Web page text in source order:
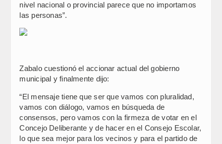
nivel nacional o provincial parece que no importamos
las personas”.
Zabalo cuestionó el accionar actual del gobierno
municipal y finalmente dijo:
“El mensaje tiene que ser que vamos con pluralidad,
vamos con diálogo, vamos en búsqueda de
consensos, pero vamos con la firmeza de votar en el
Concejo Deliberante y de hacer en el Consejo Escolar,
lo que sea mejor para los vecinos y para el partido de